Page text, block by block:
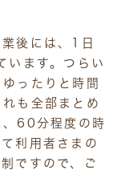
後には、1日
います。つらい
ったりと時間
も全部まとめ
60分程度の時
利用者さまの
ですので、ご